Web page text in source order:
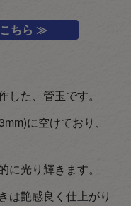
ちら ≫
た、管玉です。
に空けており、
光り輝きます。
は艶感良く仕上がり